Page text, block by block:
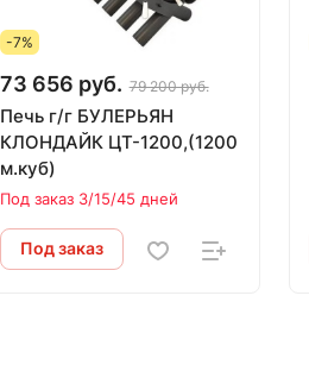
-7%
73 656 руб. 79 200 руб.
Печь г/г БУЛЕРЬЯН
КЛОНДАЙК ЦТ-1200,(1200
м.куб)
Под заказ 3/15/45 дней
Под заказ